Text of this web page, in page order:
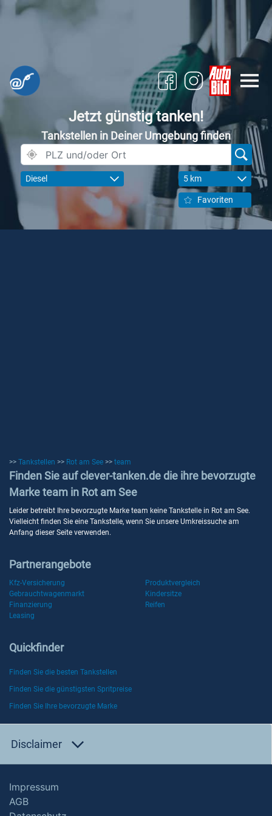
Jetzt günstig tanken!
Tankstellen in Deiner Umgebung finden
Diesel 5 km
Favoriten
>> Tankstellen >> Rot am See >> team
Finden Sie auf clever-tanken.de die ihre bevorzugte
Marke team in Rot am See
Leider betreibt Ihre bevorzugte Marke team keine Tankstelle in Rot am See.
Vielleicht finden Sie eine Tankstelle, wenn Sie unsere Umkreissuche am
Anfang dieser Seite verwenden.
Partnerangebote
Kfz-Versicherung
Produktvergleich
Gebrauchtwagenmarkt
Kindersitze
Finanzierung
Reifen
Leasing
Quickfinder
Finden Sie die besten Tankstellen
Finden Sie die günstigsten Spritpreise
Finden Sie Ihre bevorzugte Marke
Disclaimer
Impressum
AGB